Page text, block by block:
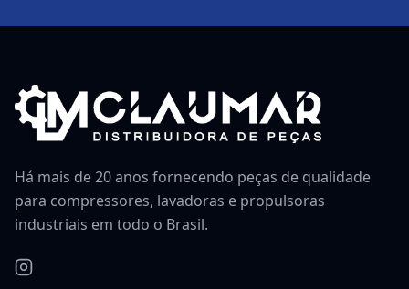
Há mais de 20 anos fornecendo peças de qualidade
para compressores, lavadoras e propulsoras
industriais em todo o Brasil.